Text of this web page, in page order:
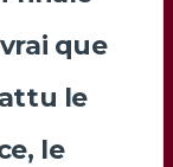
que
le
le